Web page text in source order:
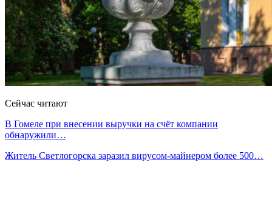
Сейчас читают
В Гомеле при внесении выручки на счёт компании
обнаружили…
Житель Светлогорска заразил вирусом-майнером более 500…